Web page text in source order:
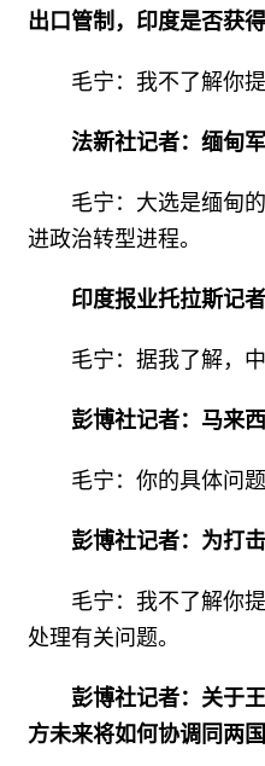
出口管制，印度是否获得
毛宁：我不了解你
法新社记者：缅甸
毛宁：大选是缅甸
进政治转型进程。
印度报业托拉斯记
毛宁：据我了解，
彭博社记者：马来
毛宁：你的具体问
彭博社记者：为打
毛宁：我不了解你
处理有关问题。
彭博社记者：关于
方未来将如何协调同两国